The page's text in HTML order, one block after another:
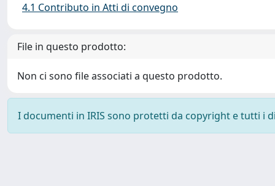
4.1 Contributo in Atti di convegno
File in questo prodotto:
Non ci sono file associati a questo prodotto.
I documenti in IRIS sono protetti da copyright e tutti i